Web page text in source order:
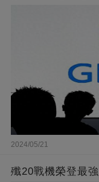
2024/05/21
殲20戰機榮登最